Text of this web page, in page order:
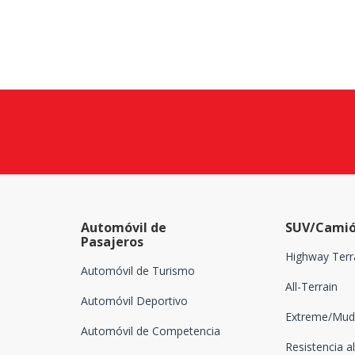
Automóvil de
Pasajeros
Automóvil de Turismo
Automóvil Deportivo
Automóvil de Competencia
SUV/
Highway
All-Terrain
Extreme/
Resistencia al